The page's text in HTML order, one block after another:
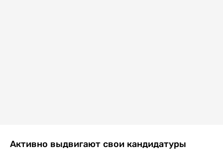
Активно выдвигают свои кандидатуры